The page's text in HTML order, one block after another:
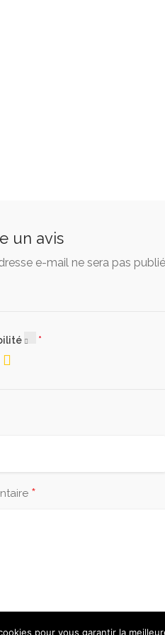
un avis
e-mail ne sera pas
*
pour vous garantir la